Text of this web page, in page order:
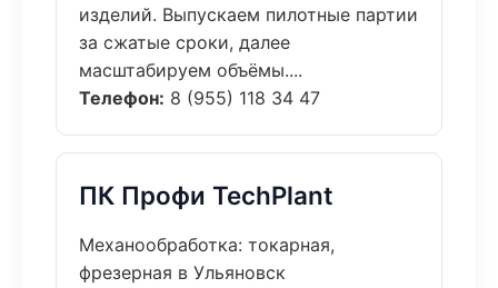
изделий. Выпускаем пилотные партии
за сжатые сроки, далее
масштабируем объёмы....
Телефон: 8 (955) 118 34 47
ПК Профи TechPlant
Механообработка: токарная,
фрезерная в Ульяновск